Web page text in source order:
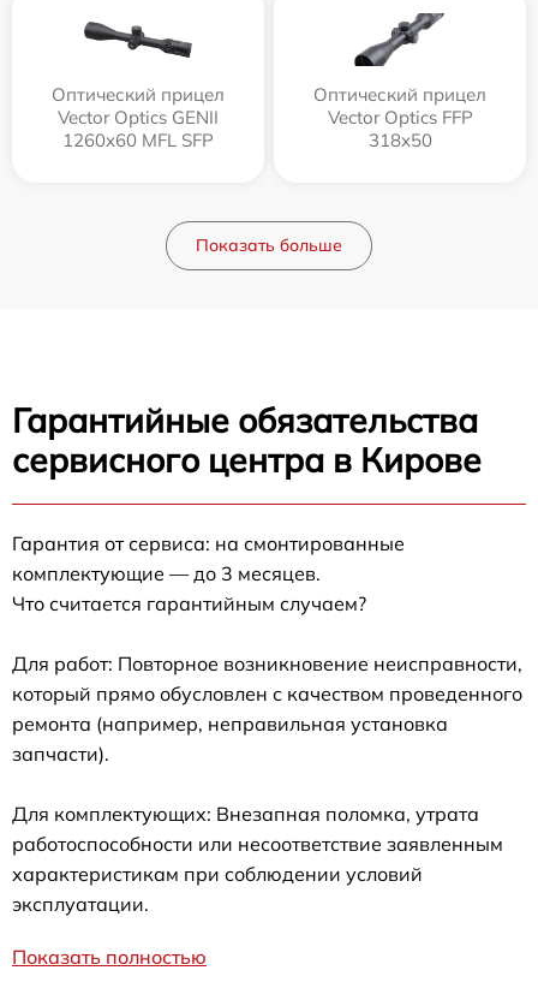
Оптический прицел
Vector Optics GENII
1260x60 MFL SFP
Оптический прицел
Vector Optics FFP
318x50
Показать больше
Гарантийные обязательства
сервисного центра в Кирове
Гарантия от сервиса: на смонтированные
комплектующие — до 3 месяцев.
Что считается гарантийным случаем?
Для работ: Повторное возникновение неисправности,
который прямо обусловлен с качеством проведенного
ремонта (например, неправильная установка
запчасти).
Для комплектующих: Внезапная поломка, утрата
работоспособности или несоответствие заявленным
характеристикам при соблюдении условий
эксплуатации.
Показать полностью